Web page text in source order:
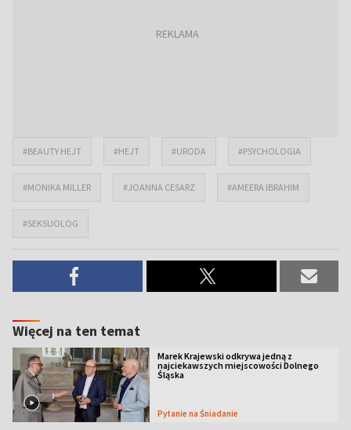
#BEAUTY HEJT #HEJT #URODA #PSYCHOLOGIA
#MONIKA MILLER #JOANNA CESARZ #AMEERA IBRAHIM
#SEKSUOLOG
Więcej na ten temat
Marek Krajewski odkrywa jedną z
najciekawszych miejscowości Dolnego
Śląska
Pytanie na Śniadanie